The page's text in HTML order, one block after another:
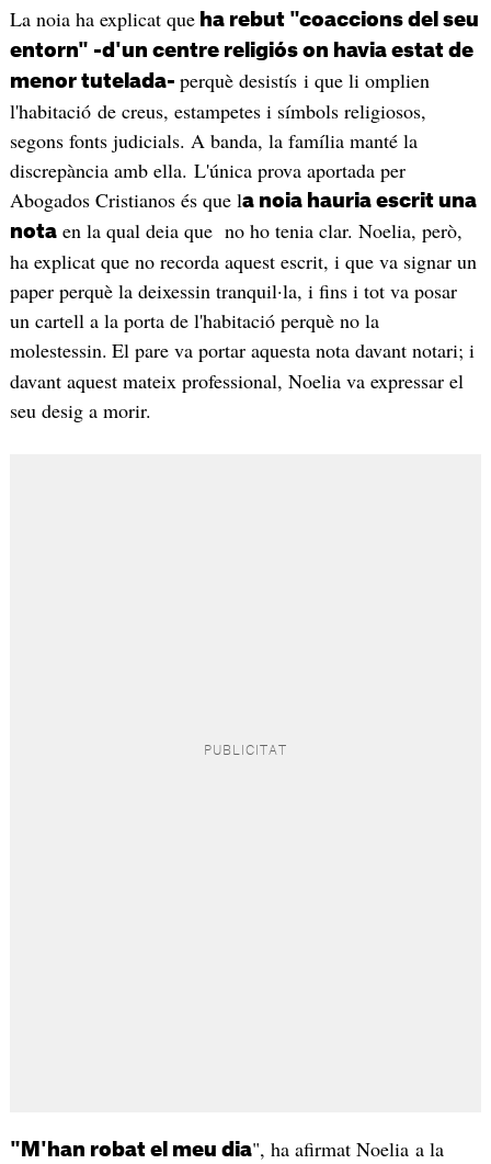
La noia ha explicat queha rebut "coaccions del seu
entorn" -d'un centre religiós on havia estat de
menor tutelada- perquè desistís i que li omplien
l'habitació de creus, estampetes i símbols religiosos,
segons fonts judicials. A banda, la família manté la
discrepància amb ella. L'única prova aportada per
Abogados Cristianos és que la noia hauria escrit una
notaen la qual deia que no ho tenia clar. Noelia, però,
ha explicat que no recorda aquest escrit, i que va signar un
paper perquè la deixessin tranquil·la, i fins i tot va posar
un cartell a la porta de l'habitació perquè no la
molestessin. El pare va portar aquesta nota davant notari; i
davant aquest mateix professional, Noelia va expressar el
seu desig a morir.
"M'han robat el meu dia", ha afirmat Noelia a la